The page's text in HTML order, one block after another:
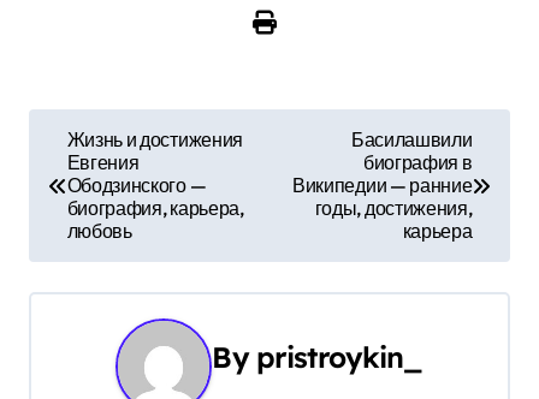
и
Жизнь и достижения
Евгения
Ободзинского —
биография, карьера,
любовь
Басилашвили
биография в
Википедии — ранние
годы, достижения,
карьера
By pristroykin_